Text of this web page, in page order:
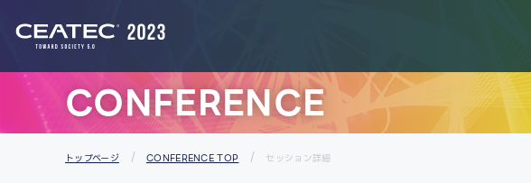
CONFERENCE
トップページ CONFERENCE TOP セッション詳細